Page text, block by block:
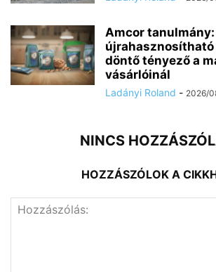
Amcor
újrahasznosítható
döntő tényező a
vásárlóinál
Ladányi Roland - 2026/
NINCS
HOZZÁSZÓLOK A